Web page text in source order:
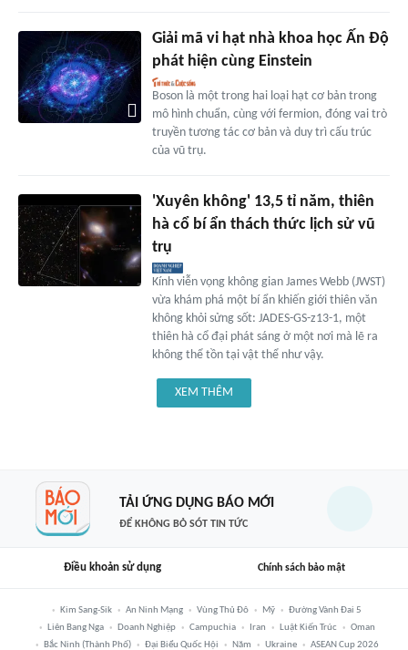
Giải mã vi hạt nhà khoa học Ấn Độ
phát hiện cùng Einstein
Boson là một trong hai loại hạt cơ bản trong
mô hình chuẩn, cùng với fermion, đóng vai trò
truyền tương tác cơ bản và duy trì cấu trúc
của vũ trụ.
'Xuyên không' 13,5 tỉ năm, thiên
hà cổ bí ẩn thách thức lịch sử vũ
trụ
Kính viễn vọng không gian James Webb (JWST)
vừa khám phá một bí ẩn khiến giới thiên văn
không khỏi sửng sốt: JADES-GS-z13-1, một
thiên hà cổ đại phát sáng ở một nơi mà lẽ ra
không thể tồn tại vật thể như vậy.
XEM THÊM
TẢI ỨNG DỤNG BÁO MỚI
ĐỂ KHÔNG BỎ SÓT TIN TỨC
Điều khoản sử dụng Chính sách bảo mật
Kim Sang-Sik An Ninh Mạng Vùng Thủ Đô Mỹ
Đường Vành Đai 5
Liên Bang Nga
Doanh Nghiệp Campuchia Iran Luật Kiến Trúc
Oman
Bắc Ninh (thành Phố)
Đại Biểu Quốc Hội Năm Ukraine ASEAN Cup 2026